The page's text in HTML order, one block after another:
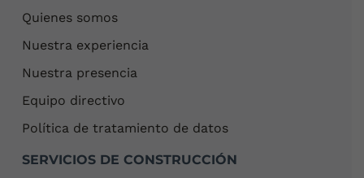
Quienes somos
Nuestra experiencia
Nuestra presencia
Equipo directivo
Política de tratamiento de datos
SERVICIOS DE CONSTRUCCIÓN